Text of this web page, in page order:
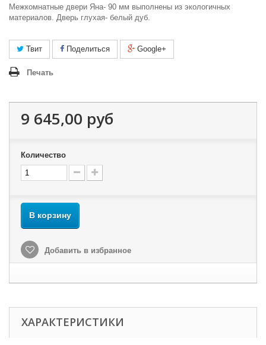
Межкомнатные двери Яна- 90 мм выполнены из экологичных
материалов. Дверь глухая- белый дуб.
Твит Поделиться Google+
Печать
9 645,00 руб
Количество
В корзину
Добавить в избранное
ХАРАКТЕРИСТИКИ